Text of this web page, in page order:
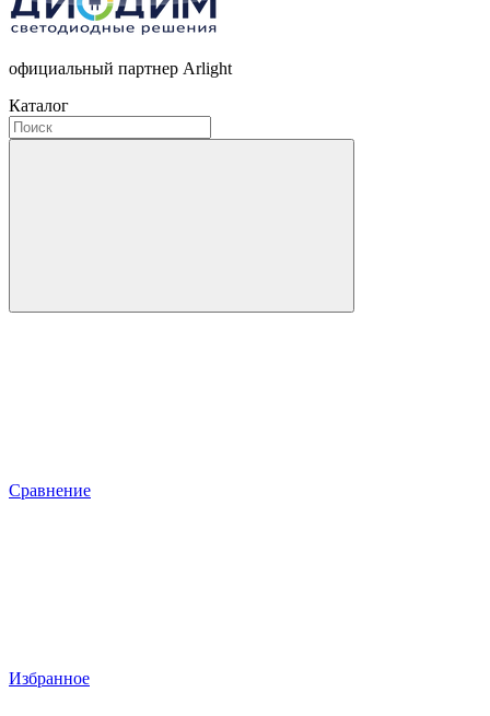
официальный партнер Arlight
Каталог
Сравнение
Избранное